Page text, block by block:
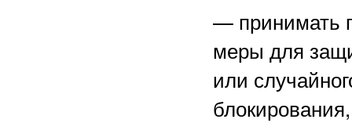
— принимать
меры для
или